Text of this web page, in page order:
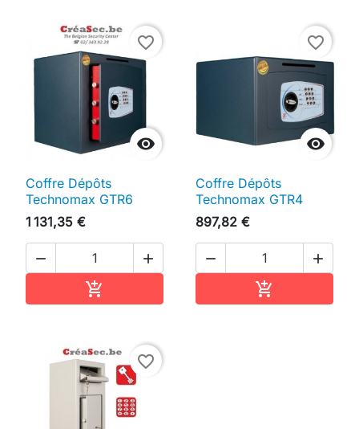

favorite_border
Coffre Dépôts
Technomax GTR6
1 131,35 €
 


favorite_border
Coffre Dépôts
Technomax GTR4
897,82 €
 

favorite_border